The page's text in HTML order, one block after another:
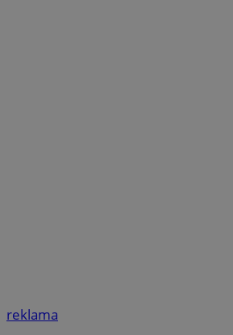
reklama